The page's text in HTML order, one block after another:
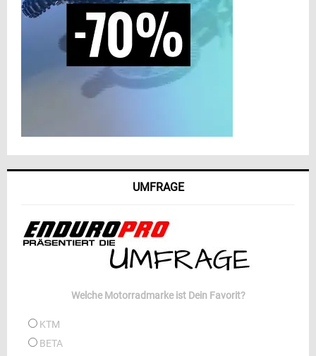
UMFRAGE
Welche Motorradmarke ist Dein Favorit?
KTM
BETA